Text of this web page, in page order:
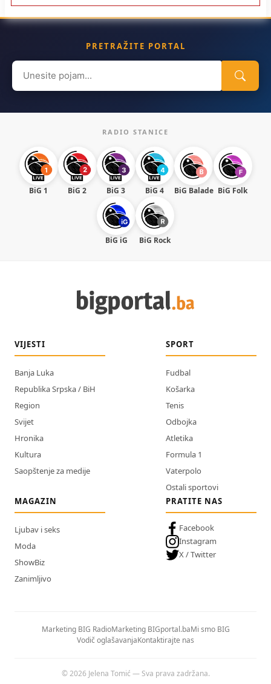
PRETRAŽITE PORTAL
Search
for:
RADIO STANICE
BiG 1 BiG 2 BiG 3 BiG 4 BiG Balade BiG Folk
BiG iG BiG Rock
VIJESTI
Banja Luka
Republika Srpska / BiH
Region
Svijet
Hronika
Kultura
Saopštenje za medije
SPORT
Fudbal
Košarka
Tenis
Odbojka
Atletika
Formula 1
Vaterpolo
Ostali sportovi
MAGAZIN
Ljubav i seks
Moda
ShowBiz
Zanimljivo
PRATITE NAS
Facebook
Instagram
X / Twitter
Marketing BIG RadioMarketing BIGportal.baMi smo BIG
Vodič oglašavanjaKontaktirajte nas
© 2026 Jelena Tomić — Sva prava zadržana.